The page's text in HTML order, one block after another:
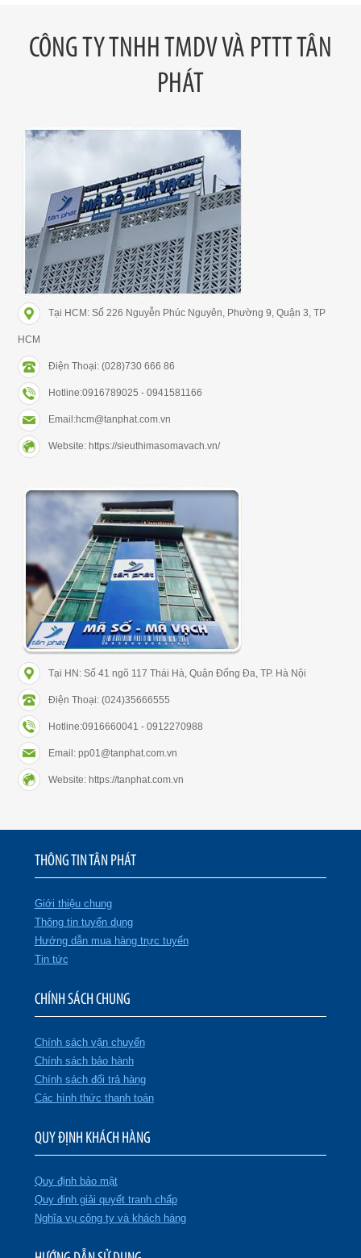
CÔNG TY TNHH TMDV VÀ PTTT TÂN
PHÁT
Tại HCM: Số 226 Nguyễn Phúc Nguyên, Phường 9, Quận 3, TP
HCM
Điện Thoại: (028)730 666 86
Hotline:0916789025 - 0941581166
Email:hcm@tanphat.com.vn
Website: https://sieuthimasomavach.vn/
Tại HN: Số 41 ngõ 117 Thái Hà, Quận Đống Đa, TP. Hà Nội
Điện Thoại: (024)35666555
Hotline:0916660041 - 0912270988
Email: pp01@tanphat.com.vn
Website: https://tanphat.com.vn
THÔNG TIN TÂN PHÁT
Giới thiệu chung
Thông tin tuyển dụng
Hướng dẫn mua hàng trực tuyến
Tin tức
CHÍNH SÁCH CHUNG
Chính sách vận chuyển
Chính sách bảo hành
Chính sách đổi trả hàng
Các hình thức thanh toán
QUY ĐỊNH KHÁCH HÀNG
Quy định bảo mật
Quy định giải quyết tranh chấp
Nghĩa vụ công ty và khách hàng